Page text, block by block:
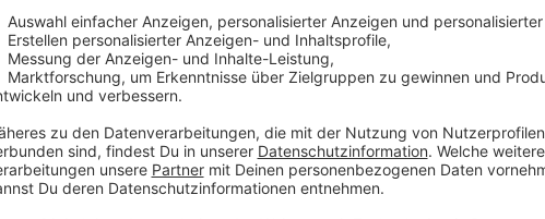
Anzeige
Eltern können ihre Kinder demnach durch
klärendes Gespräch führen, so Janssen weiter.
An der Hotline der Polizei kann man sich heute